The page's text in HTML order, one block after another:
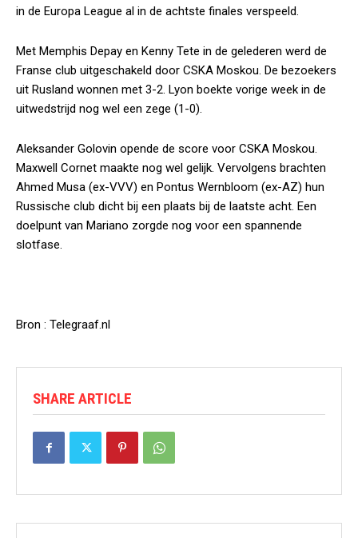
in de Europa League al in de achtste finales verspeeld.
Met Memphis Depay en Kenny Tete in de gelederen werd de
Franse club uitgeschakeld door CSKA Moskou. De bezoekers
uit Rusland wonnen met 3-2. Lyon boekte vorige week in de
uitwedstrijd nog wel een zege (1-0).
Aleksander Golovin opende de score voor CSKA Moskou.
Maxwell Cornet maakte nog wel gelijk. Vervolgens brachten
Ahmed Musa (ex-VVV) en Pontus Wernbloom (ex-AZ) hun
Russische club dicht bij een plaats bij de laatste acht. Een
doelpunt van Mariano zorgde nog voor een spannende
slotfase.
Bron : Telegraaf.nl
SHARE ARTICLE